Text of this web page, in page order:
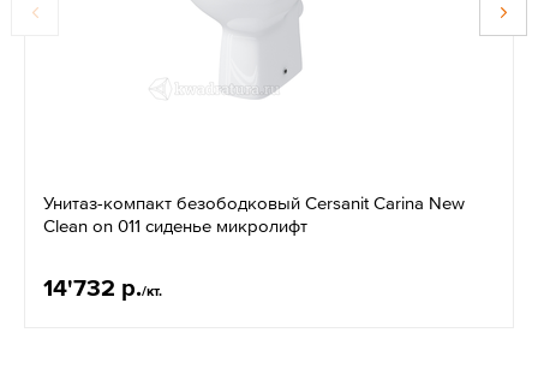
Унитаз-компакт безободковый Cersanit Carina New
Clean on 011 сиденье микролифт
14'732 р./кт.